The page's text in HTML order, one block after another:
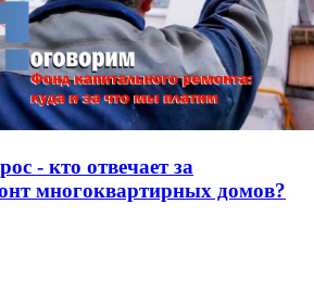
- кто отвечает за
многоквартирных домов?